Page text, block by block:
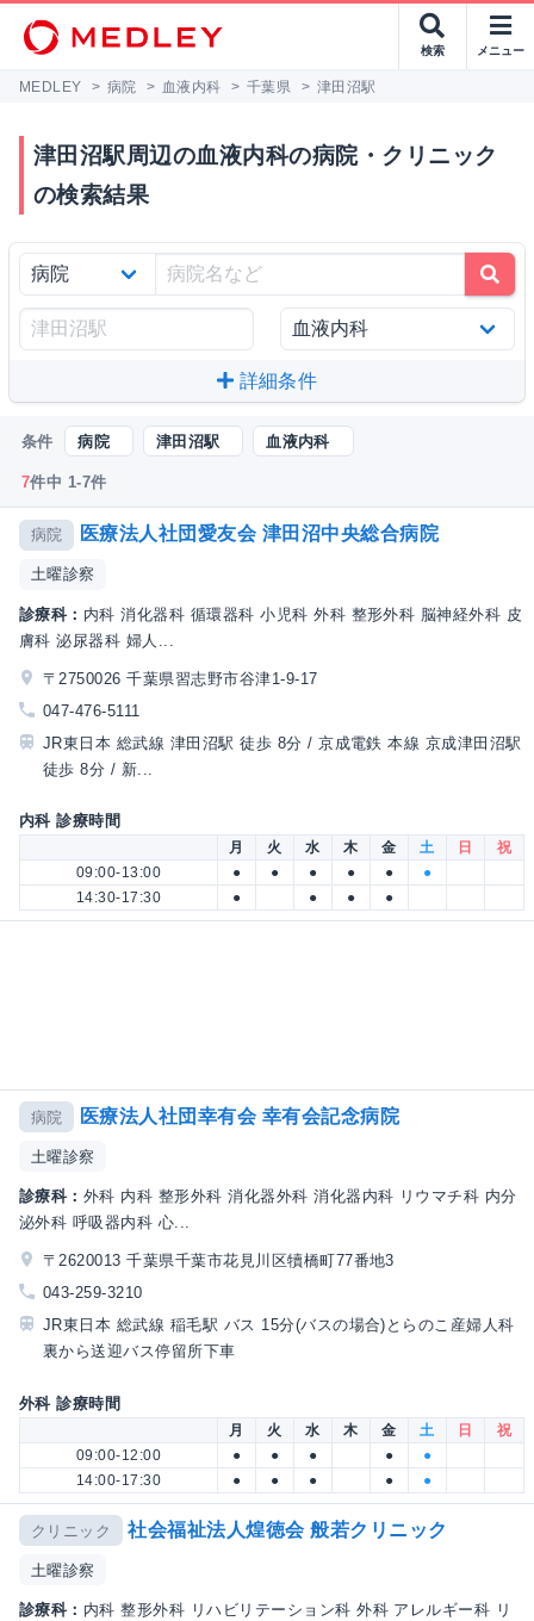
検索 メニュー
MEDLEY > 病院 > 血液内科 > 千葉県 > 津田沼駅
津田沼駅周辺の血液内科の病院・クリニック
の検索結果
詳細条件
条件 病院 津田沼駅 血液内科
7件中 1-7件
病院 医療法人社団愛友会 津田沼中央総合病院
土曜診察
診療科： 内科 消化器科 循環器科 小児科 外科 整形外科 脳神経外科 皮
膚科 泌尿器科 婦人...
〒2750026 千葉県習志野市谷津1-9-17
047-476-5111
JR東日本 総武線 津田沼駅 徒歩 8分 / 京成電鉄 本線 京成津田沼駅
徒歩 8分 / 新...
内科 診療時間
月 火 水 木 金 土 日
祝
09:00-13:00
● ● ● ● ●
●
14:30-17:30
● ● ● ●
病院 医療法人社団幸有会 幸有会記念病院
土曜診察
診療科： 外科 内科 整形外科 消化器外科 消化器内科 リウマチ科 内分
泌外科 呼吸器内科 心...
〒2620013 千葉県千葉市花見川区犢橋町77番地3
043-259-3210
JR東日本 総武線 稲毛駅 バス 15分(バスの場合)とらのこ産婦人科
裏から送迎バス停留所下車
外科 診療時間
月 火 水 木 金 土 日
祝
09:00-12:00
● ● ● ●
●
14:00-17:30
● ● ● ● ●
クリニック 社会福祉法人煌徳会 般若クリニック
土曜診察
診療科： 内科 整形外科 リハビリテーション科 外科 アレルギー科 リ